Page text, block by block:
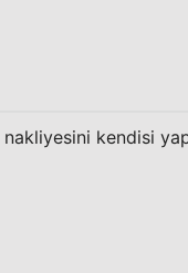
kendisi